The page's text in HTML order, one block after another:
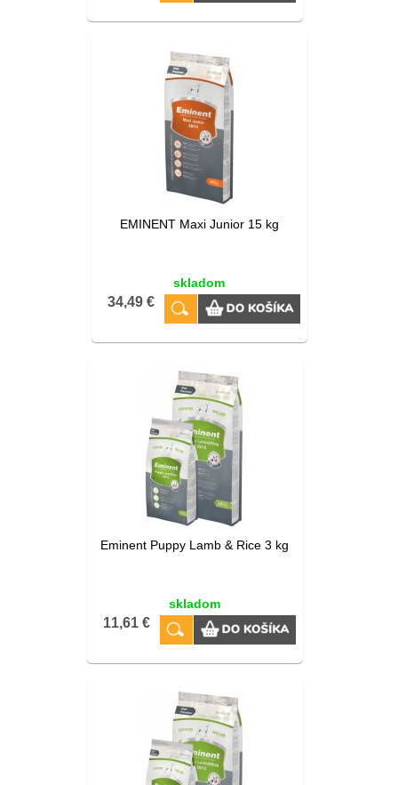
EMINENT Maxi Junior 15 kg
skladom
34,49 €
Eminent Puppy Lamb & Rice 3 kg
skladom
11,61 €